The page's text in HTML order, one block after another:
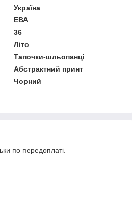
Україна
ЕВА
36
Літо
Тапочки-шльопанці
Абстрактний принт
Чорний
по передоплаті.